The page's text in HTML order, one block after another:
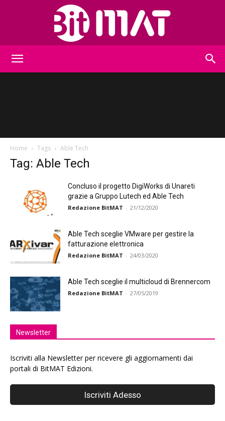
Home Tags Able Tech
Tag: Able Tech
Concluso il progetto DigiWorks di Unareti
grazie a Gruppo Lutech ed Able Tech
Redazione BitMAT - 21/12/2020
Able Tech sceglie VMware per gestire la
fatturazione elettronica
Redazione BitMAT - 24/03/2020
Able Tech sceglie il multicloud di Brennercom
Redazione BitMAT - 27/05/2019
Newsletter
Iscriviti alla Newsletter per ricevere gli aggiornamenti dai
portali di BitMAT Edizioni.